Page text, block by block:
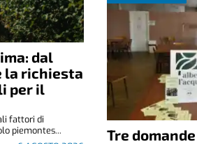
dal
la richiesta
per il
fattori di
piemontes...
Tre